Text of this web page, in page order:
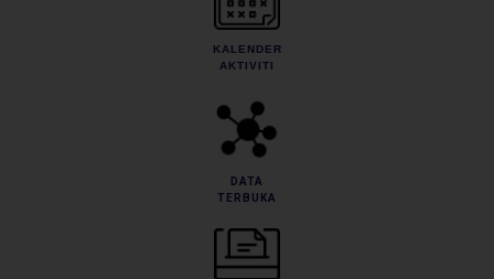
KALENDER
AKTIVITI
DATA
TERBUKA